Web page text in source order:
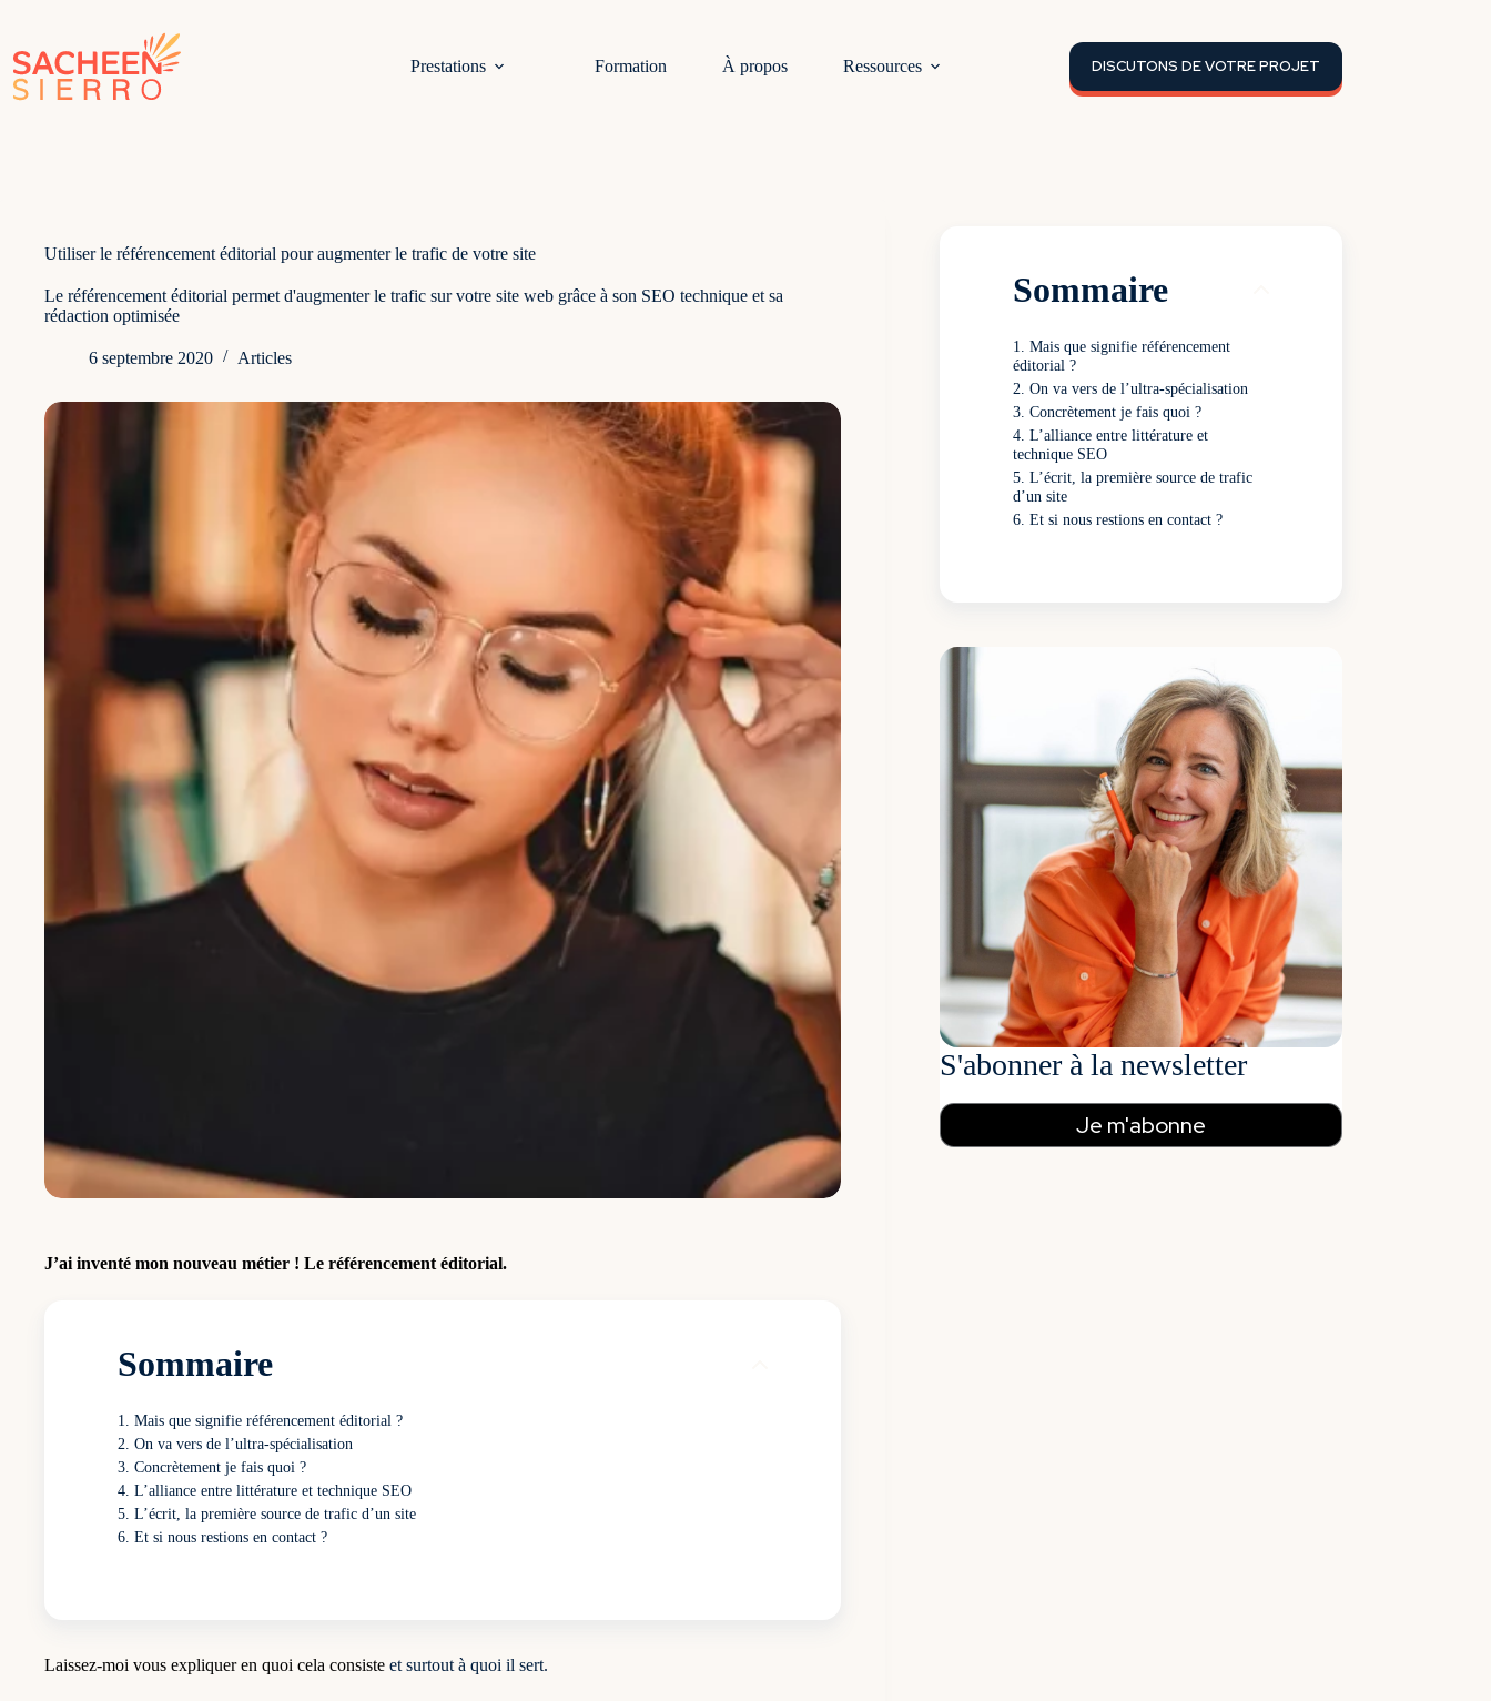
contenu
Prestations
Formation À propos Ressources DISCUTONS DE VOTRE PROJET
Utiliser le référencement éditorial pour augmenter le trafic de votre site
Le référencement éditorial permet d'augmenter le trafic sur votre site web grâce à son SEO technique et sa
rédaction optimisée
6 septembre 2020 Articles
J’ai inventé mon nouveau métier ! Le référencement éditorial.
Sommaire
Mais que signifie référencement éditorial ?
On va vers de l’ultra-spécialisation
Concrètement je fais quoi ?
L’alliance entre littérature et technique SEO
L’écrit, la première source de trafic d’un site
Et si nous restions en contact ?
Laissez-moi vous expliquer en quoi cela consiste et surtout à quoi il sert.
Sommaire
Mais que signifie référencement
éditorial ?
On va vers de l’ultra-spécialisation
Concrètement je fais quoi ?
L’alliance entre littérature et
technique SEO
L’écrit, la première source de trafic
d’un site
Et si nous restions en contact ?
S'abonner à la newsletter
Je m'abonne